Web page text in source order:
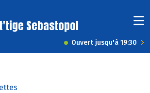
Sebastopol
Ouvert jusqu'à 19:30